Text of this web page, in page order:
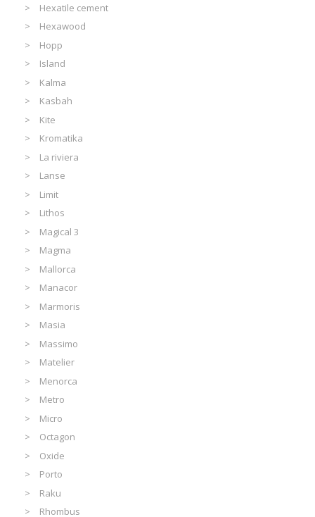
Hexatile cement
Hexawood
Hopp
Island
Kalma
Kasbah
Kite
Kromatika
La riviera
Lanse
Limit
Lithos
Magical 3
Magma
Mallorca
Manacor
Marmoris
Masia
Massimo
Matelier
Menorca
Metro
Micro
Octagon
Oxide
Porto
Raku
Rhombus